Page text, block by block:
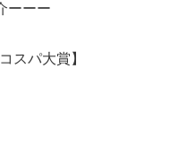
ーーー
スパ大賞】